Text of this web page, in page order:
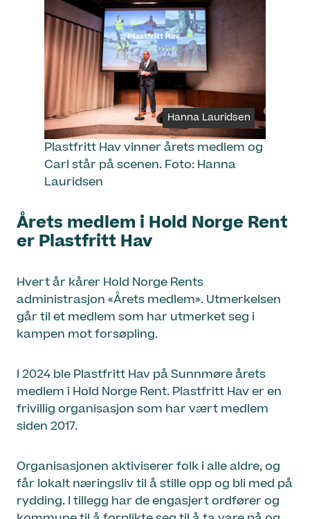
Hanna Lauridsen
Plastfritt Hav vinner årets medlem og
Carl står på scenen. Foto: Hanna
Lauridsen
Årets medlem i Hold Norge Rent
er Plastfritt Hav
Hvert år kårer Hold Norge Rents
administrasjon «Årets medlem». Utmerkelsen
går til et medlem som har utmerket seg i
kampen mot forsøpling.
I 2024 ble Plastfritt Hav på Sunnmøre årets
medlem i Hold Norge Rent. Plastfritt Hav er en
frivillig organisasjon som har vært medlem
siden 2017.
Organisasjonen aktiviserer folk i alle aldre, og
får lokalt næringsliv til å stille opp og bli med på
rydding. I tillegg har de engasjert ordfører og